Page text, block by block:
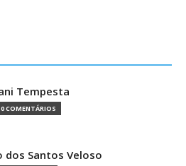
Tempesta
0 COMENTÁRIOS
dos Santos Veloso